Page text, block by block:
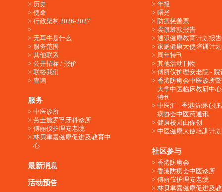
历史
使命
行政架构 2026-2027
无耳牛是什么
服务范围
其他联系
公开招标 / 报价
联络我们
查询
服务
中医诊所
劳士施罗孚牙科诊所
傅丽仪护理安老院
林贝聿嘉健康促进及教育中
心
最新消息
活动预告
年报
曙光
防痨慈善票
卖旗筹款报告
通识健康教育计划报告
家庭健康大使培训计划
周年特刊
其他活动刊物
傅丽仪护理安老院 - 院
香港防痨会中医诊所
大学中医临床教研中
特刊
中医汇 - 香港防痨心脏
病协会中医药通讯
健康校园由你创
中医健康大使培訓计划
社区参与
香港防痨会
香港防痨会中医诊所
傅丽仪护理安老院
林贝聿嘉健康促进及